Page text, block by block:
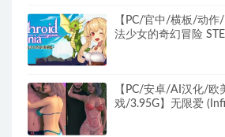
【PC/官中/横板/动
法少女的奇幻冒险
【PC/安卓/AI汉化/欧
戏/3.95G】无限爱